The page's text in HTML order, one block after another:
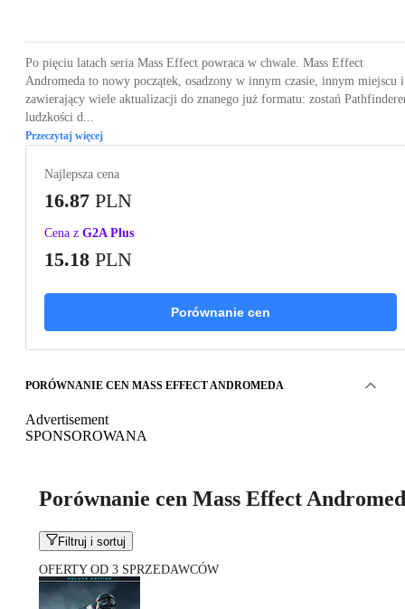
Po pięciu latach seria Mass Effect powraca w chwale. Mass Effect
Andromeda to nowy początek, osadzony w innym czasie, innym miejscu i
zawierający wiele aktualizacji do znanego już formatu: zostań
ludzkości d...
Przeczytaj więcej
Najlepsza cena
16.87 PLN
Cena z G2A Plus
15.18 PLN
Porównanie cen
PORÓWNANIE CEN MASS EFFECT ANDROMEDA
Advertisement
SPONSOROWANA
Porównanie cen Mass Effect
Filtruj i sortuj
OFERTY OD 3 SPRZEDAWCÓW